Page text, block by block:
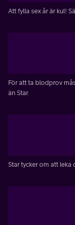
Att fylla sex år är kul!
För att ta blodprov
än Star.
Star tycker om att